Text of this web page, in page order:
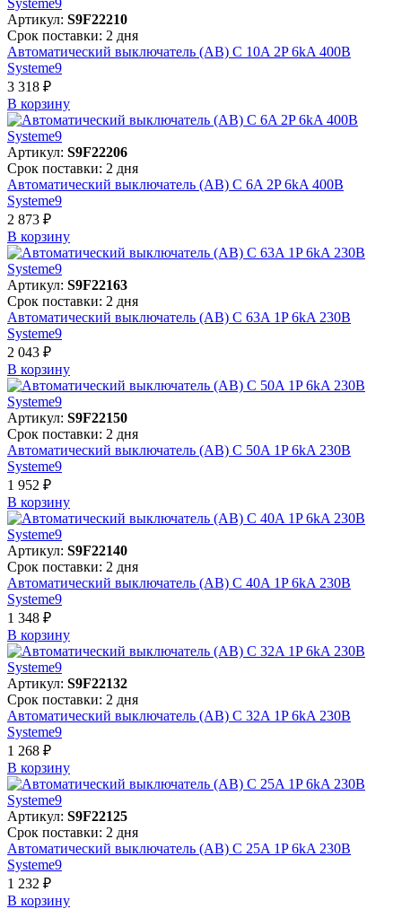
Артикул: S9F22210
Срок поставки: 2 дня
Автоматический выключатель (АВ) C 10A 2P 6kA 400В
Systeme9
3 318 ₽
В корзинy
Артикул: S9F22206
Срок поставки: 2 дня
Автоматический выключатель (АВ) C 6A 2P 6kA 400В
Systeme9
2 873 ₽
В корзинy
Артикул: S9F22163
Срок поставки: 2 дня
Автоматический выключатель (АВ) C 63A 1P 6kA 230В
Systeme9
2 043 ₽
В корзинy
Артикул: S9F22150
Срок поставки: 2 дня
Автоматический выключатель (АВ) C 50A 1P 6kA 230В
Systeme9
1 952 ₽
В корзинy
Артикул: S9F22140
Срок поставки: 2 дня
Автоматический выключатель (АВ) C 40A 1P 6kA 230В
Systeme9
1 348 ₽
В корзинy
Артикул: S9F22132
Срок поставки: 2 дня
Автоматический выключатель (АВ) C 32A 1P 6kA 230В
Systeme9
1 268 ₽
В корзинy
Артикул: S9F22125
Срок поставки: 2 дня
Автоматический выключатель (АВ) C 25A 1P 6kA 230В
Systeme9
1 232 ₽
В корзинy